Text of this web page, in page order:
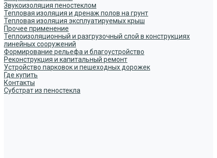
Звукоизоляция пеностеклом
Тепловая изоляция и дренаж полов на грунт
Тепловая изоляция эксплуатируемых крыш
Прочее применение
Теплоизоляционный и разгрузочный слой в конструкциях
линейных сооружений
Формирование рельефа и благоустройство
Реконструкция и капитальный ремонт
Устройство парковок и пешеходных дорожек
Где купить
Контакты
Субстрат из пеностекла